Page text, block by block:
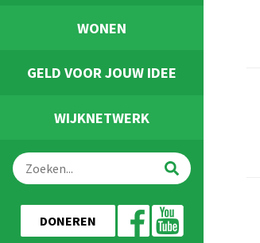
WONEN
GELD VOOR JOUW IDEE
WIJKNETWERK
DONEREN